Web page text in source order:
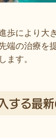
歩により大
端の治療を
ます。
する最